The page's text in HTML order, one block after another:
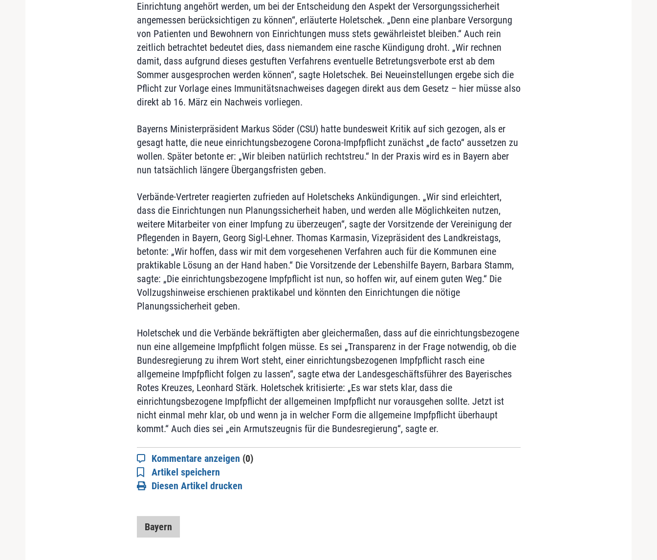
Einrichtung angehört werden, um bei der Entscheidung den Aspekt der Versorgungssicherheit
angemessen berücksichtigen zu können“, erläuterte Holetschek. „Denn eine planbare Versorgung
von Patienten und Bewohnern von Einrichtungen muss stets gewährleistet bleiben.“ Auch rein
zeitlich betrachtet bedeutet dies, dass niemandem eine rasche Kündigung droht. „Wir rechnen
damit, dass aufgrund dieses gestuften Verfahrens eventuelle Betretungsverbote erst ab dem
Sommer ausgesprochen werden können“, sagte Holetschek. Bei Neueinstellungen ergebe sich die
Pflicht zur Vorlage eines Immunitätsnachweises dagegen direkt aus dem Gesetz – hier müsse also
direkt ab 16. März ein Nachweis vorliegen.
Bayerns Ministerpräsident Markus Söder (CSU) hatte bundesweit Kritik auf sich gezogen, als er
gesagt hatte, die neue einrichtungsbezogene Corona-Impfpflicht zunächst „de facto“ aussetzen zu
wollen. Später betonte er: „Wir bleiben natürlich rechtstreu.“ In der Praxis wird es in Bayern aber
nun tatsächlich längere Übergangsfristen geben.
Verbände-Vertreter reagierten zufrieden auf Holetscheks Ankündigungen. „Wir sind erleichtert,
dass die Einrichtungen nun Planungssicherheit haben, und werden alle Möglichkeiten nutzen,
weitere Mitarbeiter von einer Impfung zu überzeugen“, sagte der Vorsitzende der Vereinigung der
Pflegenden in Bayern, Georg Sigl-Lehner. Thomas Karmasin, Vizepräsident des Landkreistags,
betonte: „Wir hoffen, dass wir mit dem vorgesehenen Verfahren auch für die Kommunen eine
praktikable Lösung an der Hand haben.“ Die Vorsitzende der Lebenshilfe Bayern, Barbara Stamm,
sagte: „Die einrichtungsbezogene Impfpflicht ist nun, so hoffen wir, auf einem guten Weg.“ Die
Vollzugshinweise erschienen praktikabel und könnten den Einrichtungen die nötige
Planungssicherheit geben.
Holetschek und die Verbände bekräftigten aber gleichermaßen, dass auf die einrichtungsbezogene
nun eine allgemeine Impfpflicht folgen müsse. Es sei „Transparenz in der Frage notwendig, ob die
Bundesregierung zu ihrem Wort steht, einer einrichtungsbezogenen Impfpflicht rasch eine
allgemeine Impfpflicht folgen zu lassen“, sagte etwa der Landesgeschäftsführer des Bayerisches
Rotes Kreuzes, Leonhard Stärk. Holetschek kritisierte: „Es war stets klar, dass die
einrichtungsbezogene Impfpflicht der allgemeinen Impfpflicht nur vorausgehen sollte. Jetzt ist
nicht einmal mehr klar, ob und wenn ja in welcher Form die allgemeine Impfpflicht überhaupt
kommt.“ Auch dies sei „ein Armutszeugnis für die Bundesregierung“, sagte er.
Kommentare anzeigen (0)
Artikel speichern
Diesen Artikel drucken
Bayern